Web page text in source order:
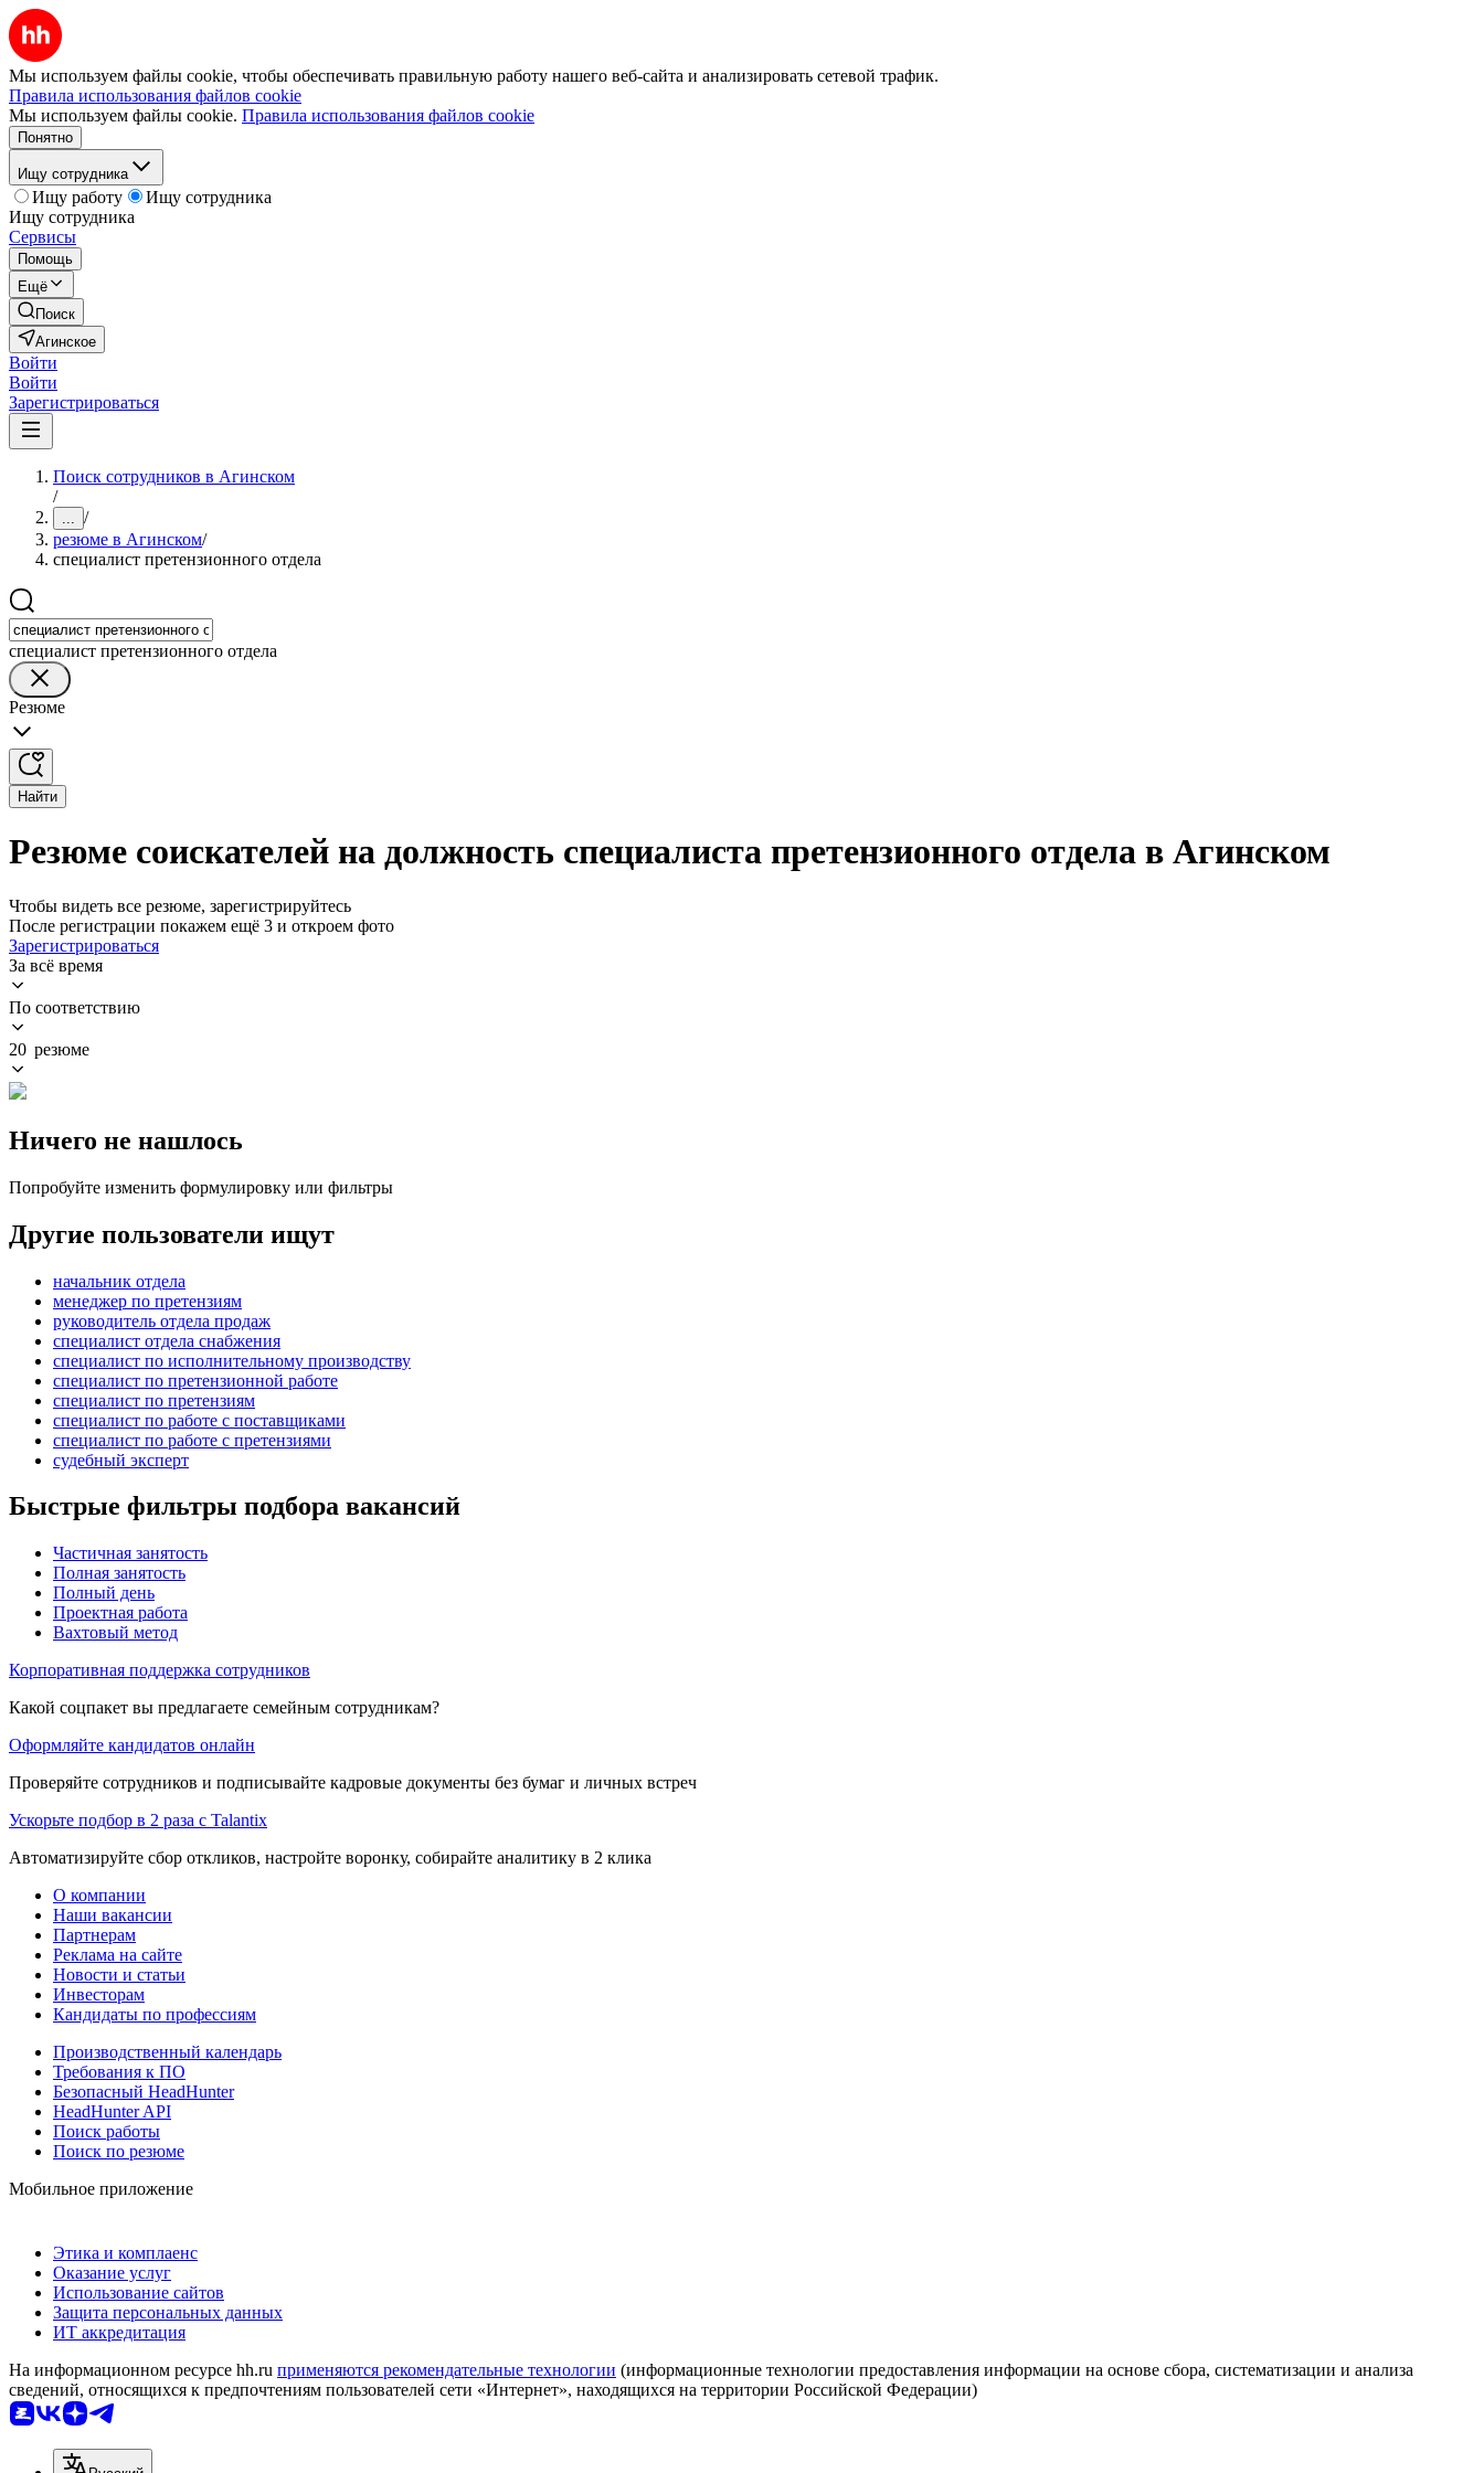
Мы используем файлы cookie, чтобы обеспечивать правильную работу нашего веб-сайта и анализировать сетевой трафик.
Правила использования файлов cookie
Мы используем файлы cookie. Правила использования файлов cookie
Понятно
Ищу сотрудника
Ищу работу
Ищу сотрудника
Ищу сотрудника
Сервисы
Помощь
Ещё
Поиск
Агинское
Войти
Войти
Зарегистрироваться
Поиск сотрудников в Агинском
/
... /
резюме в Агинском/
специалист претензионного отдела
специалист претензионного отдела
Резюме
Найти
Резюме соискателей на должность специалиста претензионного отдела в Агинском
Чтобы видеть все резюме, зарегистрируйтесь
После регистрации покажем ещё 3 и откроем фото
Зарегистрироваться
За всё время
По соответствию
20 резюме
Ничего не нашлось
Попробуйте изменить формулировку или фильтры
Другие пользователи ищут
начальник отдела
менеджер по претензиям
руководитель отдела продаж
специалист отдела снабжения
специалист по исполнительному производству
специалист по претензионной работе
специалист по претензиям
специалист по работе с поставщиками
специалист по работе с претензиями
судебный эксперт
Быстрые фильтры подбора вакансий
Частичная занятость
Полная занятость
Полный день
Проектная работа
Вахтовый метод
Корпоративная поддержка сотрудников
Какой соцпакет вы предлагаете семейным сотрудникам?
Оформляйте кандидатов онлайн
Проверяйте сотрудников и подписывайте кадровые документы без бумаг и личных встреч
Ускорьте подбор в 2 раза с Talantix
Автоматизируйте сбор откликов, настройте воронку, собирайте аналитику в 2 клика
О компании
Наши вакансии
Партнерам
Реклама на сайте
Новости и статьи
Инвесторам
Кандидаты по профессиям
Производственный календарь
Требования к ПО
Безопасный HeadHunter
HeadHunter API
Поиск работы
Поиск по резюме
Мобильное приложение
Этика и комплаенс
Оказание услуг
Использование сайтов
Защита персональных данных
ИТ аккредитация
На информационном ресурсе hh.ru применяются рекомендательные технологии (информационные технологии предоставления информации на основе сбора, систематизации и анализа
сведений, относящихся к предпочтениям пользователей сети «Интернет», находящихся на территории Российской Федерации)